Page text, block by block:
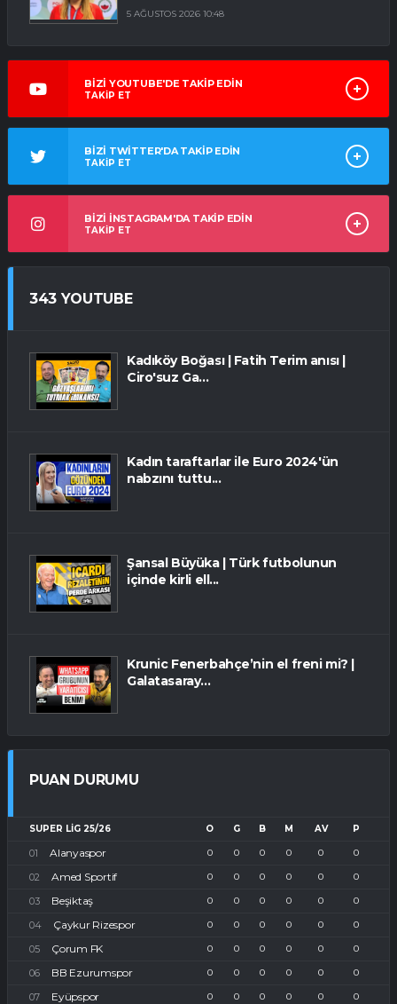
5 AĞUSTOS 2026 10:48
BİZİ YOUTUBE'DE TAKİP EDİN
TAKİP ET
BİZİ TWİTTER'DA TAKİP EDİN
TAKİP ET
BİZİ İNSTAGRAM'DA TAKİP EDİN
TAKİP ET
343 YOUTUBE
Kadıköy Boğası | Fatih Terim anısı |
Ciro'suz Ga...
Kadın taraftarlar ile Euro 2024'ün
nabzını tuttu...
Şansal Büyüka | Türk futbolunun
içinde kirli ell...
Krunic Fenerbahçe’nin el freni mi? |
Galatasaray...
PUAN DURUMU
SUPER LIG 25/26 O G B M AV P
Alanyaspor 0 0 0 0 0 0
Amed Sportif 0 0 0 0 0 0
Beşiktaş 0 0 0 0 0 0
Çaykur Rizespor 0 0 0 0 0 0
Çorum FK 0 0 0 0 0 0
BB Ezurumspor 0 0 0 0 0 0
Eyüpspor 0 0 0 0 0 0